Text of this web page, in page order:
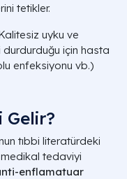
tetikler.
uyku ve
için hasta
enfeksiyonu vb.)
tıbbi literatürdeki
tedaviyi
enflamatuar